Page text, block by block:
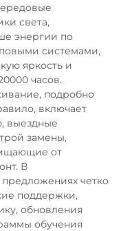
света,
энергии по
системами,
яркость и
часов.
подробно
включает
выездные
замены,
от
В
четко
поддержки,
обновления
обучения